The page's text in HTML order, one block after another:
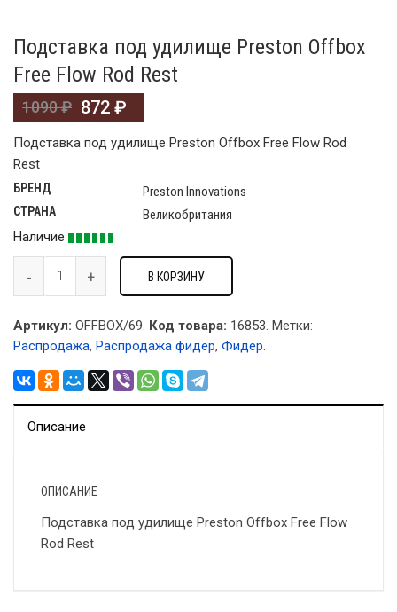
Подставка под удилище Preston Offbox
Free Flow Rod Rest
1090₽ 872 ₽
Подставка под удилище Preston Offbox Free Flow Rod
Rest
БРЕНД Preston Innovations
СТРАНА
Великобритания
Наличие
В КОРЗИНУ
Артикул: OFFBOX/69. Код товара: 16853. Метки:
Распродажа, Распродажа фидер, Фидер.
Описание
ОПИСАНИЕ
Подставка под удилище Preston Offbox Free Flow
Rod Rest